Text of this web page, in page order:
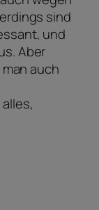
sind
und
Aber
auch